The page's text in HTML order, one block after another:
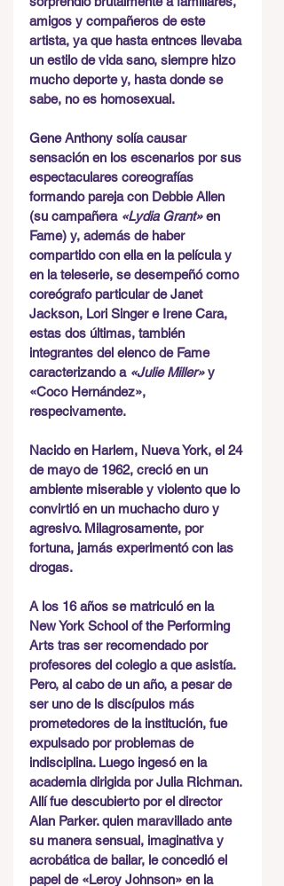
amigos y compañeros de este
artista, ya que hasta entnces llevaba
un estilo de vida sano, siempre hizo
mucho deporte y, hasta donde se
sabe, no es homosexual.
Gene Anthony solía causar
sensación en los escenarios por sus
espectaculares coreografías
formando pareja con Debbie Allen
(su campañera «Lydia Grant» en
Fame) y, además de haber
compartido con ella en la película y
en la teleserie, se desempeñó como
coreógrafo particular de Janet
Jackson, Lori Singer e Irene Cara,
estas dos últimas, también
integrantes del elenco de Fame
caracterizando a «Julie Miller» y
«Coco Hernández»,
respecivamente.
Nacido en Harlem, Nueva York, el 24
de mayo de 1962, creció en un
ambiente miserable y violento que lo
convirtió en un muchacho duro y
agresivo. Milagrosamente, por
fortuna, jamás experimentó con las
drogas.
A los 16 años se matriculó en la
New York School of the Performing
Arts tras ser recomendado por
profesores del colegio a que asistía.
Pero, al cabo de un año, a pesar de
ser uno de ls discípulos más
prometedores de la institución, fue
expulsado por problemas de
indisciplina. Luego ingesó en la
academia dirigida por Julia Richman.
Allí fue descubierto por el director
Alan Parker. quien maravillado ante
su manera sensual, imaginativa y
acrobática de bailar, le concedió el
papel de «Leroy Johnson» en la